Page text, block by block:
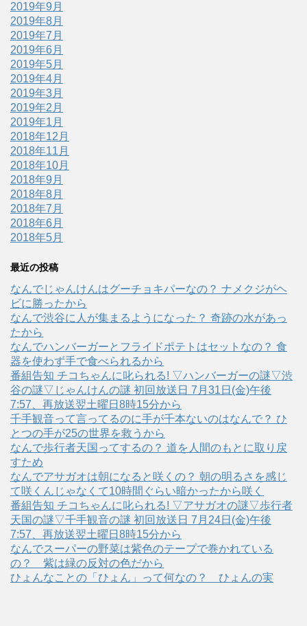
2019年9月
2019年8月
2019年7月
2019年6月
2019年5月
2019年4月
2019年3月
2019年2月
2019年1月
2018年12月
2018年11月
2018年10月
2018年9月
2018年8月
2018年7月
2018年6月
2018年5月
最近の投稿
なんでじゃんけんはグーチョキパーなの？ ナメクジがヘ
ビに勝ったから
なんで渋谷に人が集まるようになった？ 奇跡の水があっ
たから
なんでハンバーガーとフライドポテトはセットなの？ 食
器を使わず手で食べられるから
番組告知 チコちゃんに叱られる! ▽ハンバーガーの謎▽渋
谷の謎▽じゃんけんの謎 初回放送日 7月31日(金)午後
7:57、再放送翌土曜日8時15分から
千手観音って言ってるのに手が千本ないのはなんで？ ひ
とつの手が25の世界を救うから
なんで歩行者天国ってするの？ 道を人間のもとに取り戻
すため
なんでアサガオは朝になると咲くの？ 朝の明るさを感じ
て咲くんじゃなくて10時間ぐらい暗かったから咲く
番組告知 チコちゃんに叱られる! ▽アサガオの謎▽歩行者
天国の謎▽千手観音の謎 初回放送日 7月24日(金)午後
7:57、再放送翌土曜日8時15分から
なんでスーパーの野菜は紫色のテープで巻かれている
の？ 紫は緑の反対の色だから
ひょんなことの「ひょん」って何なの？ ひょんの実